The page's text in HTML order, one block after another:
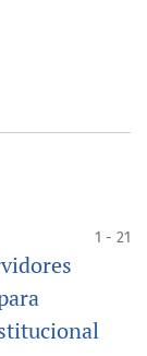
1 - 21